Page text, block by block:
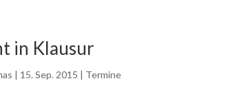
in Klausur
| 15. Sep. 2015 | Termine